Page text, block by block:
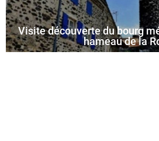
Visite découverte du bourg
hameau de la